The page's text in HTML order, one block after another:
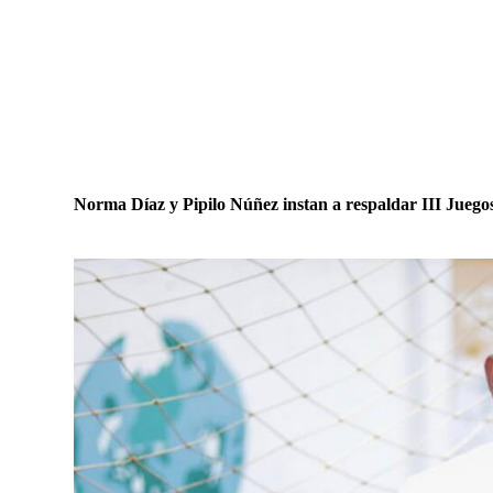
Norma Díaz y Pipilo Núñez instan a respaldar III